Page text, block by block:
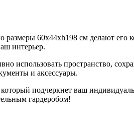
размеры 60x44xh198 см делают его
интерьер.
использовать пространство,
и аксессуары.
подчеркнет ваш
гардеробом!